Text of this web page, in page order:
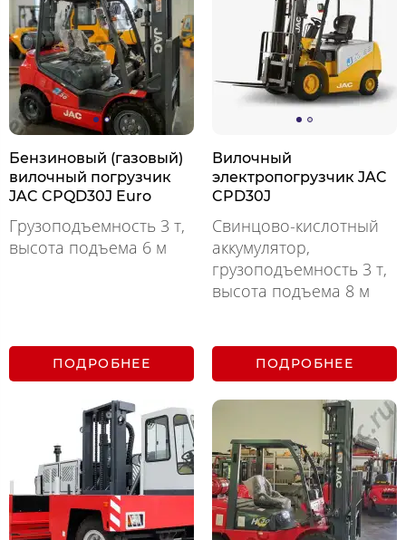
Бензиновый (газовый)
вилочный погрузчик
JAC CPQD30J Euro
Грузоподъемность 3 т,
высота подъема 6 м
ПОДРОБНЕЕ
Вилочный
электропогрузчик JAC
CPD30J
Свинцово-кислотный
аккумулятор,
грузоподъемность 3 т,
высота подъема 8 м
ПОДРОБНЕЕ